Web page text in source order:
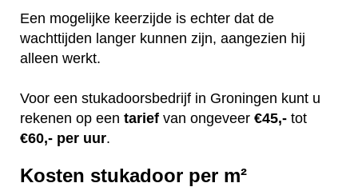
Een mogelijke keerzijde is echter dat de
wachttijden langer kunnen zijn, aangezien hij
alleen werkt.
Voor een stukadoorsbedrijf in Groningen kunt u
rekenen op een tarief van ongeveer €45,- tot
€60,- per uur.
Kosten stukadoor per m²